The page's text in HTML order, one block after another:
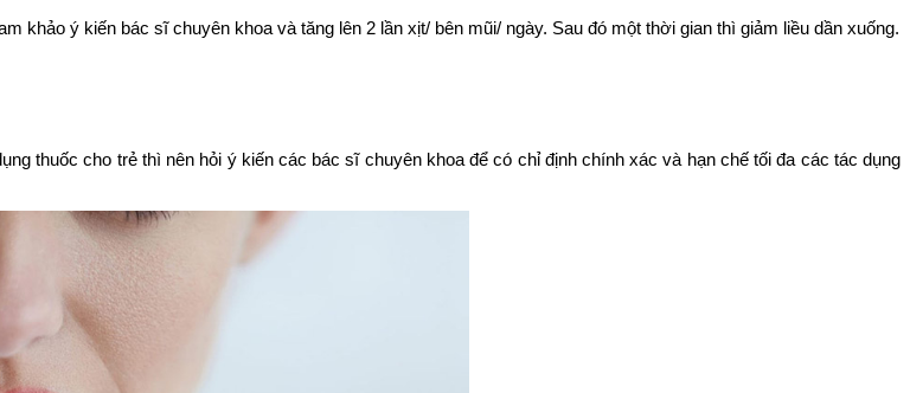
khảo ý kiến bác sĩ chuyên khoa và tăng lên 2 lần xịt/ bên mũi/ ngày. Sau đó một thời gian thì giảm liều dần xuống.
thuốc cho trẻ thì nên hỏi ý kiến các bác sĩ chuyên khoa để có chỉ định chính xác và hạn chế tối đa các tác dụng